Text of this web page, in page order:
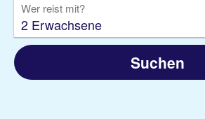
Wer reist mit?
2 Erwachsene
Suchen